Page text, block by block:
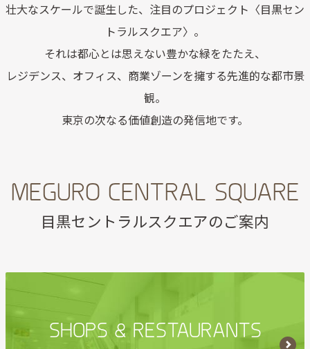
壮大なスケールで誕生した、注目のプロジェクト〈目黒セン
トラルスクエア〉。
それは都心とは思えない豊かな緑をたたえ、
レジデンス、オフィス、商業ゾーンを擁する先進的な都市景
観。
東京の次なる価値創造の発信地です。
MEGURO CENTRAL SQUARE
目黒セントラルスクエアのご案内
SHOPS & RESTAURANTS